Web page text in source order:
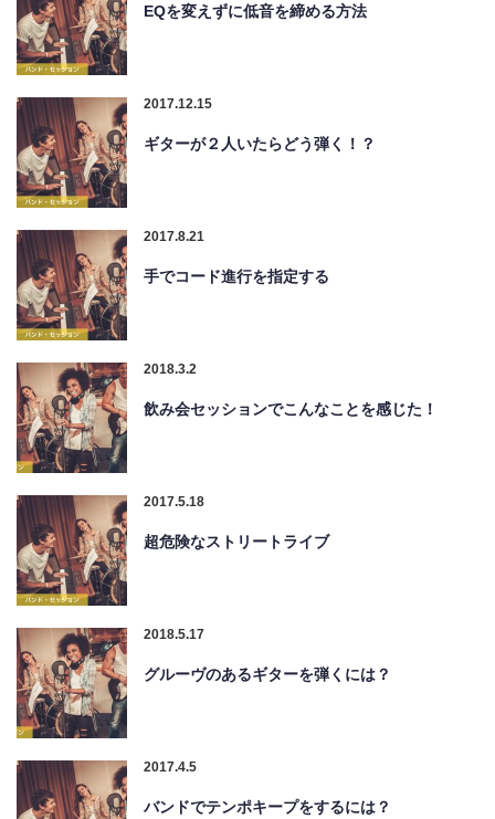
EQを変えずに低音を締める方法
2017.12.15
ギターが２人いたらどう弾く！？
2017.8.21
手でコード進行を指定する
2018.3.2
飲み会セッションでこんなことを感じた！
2017.5.18
超危険なストリートライブ
2018.5.17
グルーヴのあるギターを弾くには？
2017.4.5
バンドでテンポキープをするには？